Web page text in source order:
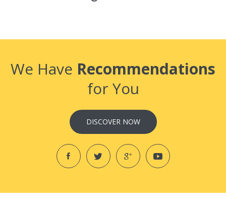
We Have Recommendations
for You
DISCOVER NOW